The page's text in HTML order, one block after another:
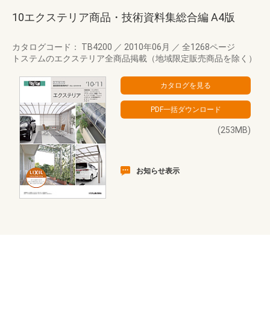
10エクステリア商品・技術資料集総合編 A4版
カタログコード： TB4200 ／ 2010年06月 ／ 全1268ページ
トステムのエクステリア全商品掲載（地域限定販売商品を除く）
(253MB)
お知らせ表示